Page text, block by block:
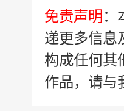
免责声明 ：
递更多信息
构成任何其
作品，请与